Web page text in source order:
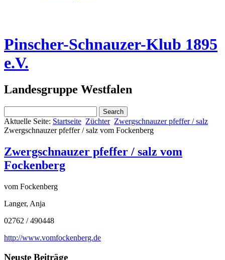
Pinscher-Schnauzer-Klub 1895
e.V.
Landesgruppe Westfalen
Aktuelle Seite: Startseite Züchter Zwergschnauzer pfeffer / salz
Zwergschnauzer pfeffer / salz vom Fockenberg
Zwergschnauzer pfeffer / salz vom
Fockenberg
vom Fockenberg
Langer, Anja
02762 / 490448
http://www.vomfockenberg.de
Neuste Beiträge